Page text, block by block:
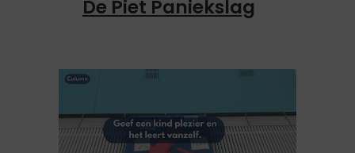
De Piet Paniekslag